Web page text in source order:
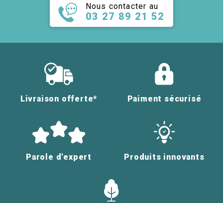
Nous contacter au
03 27 89 21 52
Livraison offerte* Paiment sécurisé
Parole d'expert Produits innovants